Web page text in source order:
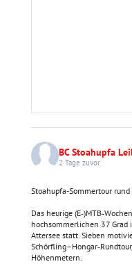
BC Stoahupfa
2 Tage zuvor
Stoahupfa-Sommertour
Das heurige
hochsommerlichen 37
Attersee statt. Sieben
Höhenmetern.